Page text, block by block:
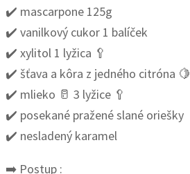
✔️ mascarpone 125g
✔️ vanilkový cukor 1 balíček
✔️ xylitol 1 lyžica 🥄
✔️ šťava a kôra z jedného citróna 🍋
✔️ mlieko 🥛 3 lyžice 🥄
✔️ posekané pražené slané oriešky
✔️ nesladený karamel
➡️ Postup :